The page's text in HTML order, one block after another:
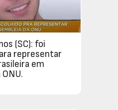
(SC): foi
representar
em